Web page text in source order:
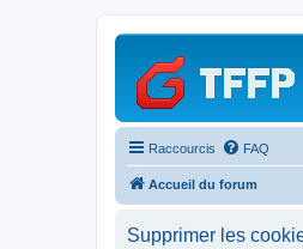
Raccourcis FAQ
Accueil du forum
Supprimer les